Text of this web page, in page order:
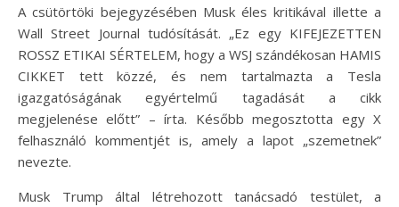
A csütörtöki bejegyzésében Musk éles kritikával illette a
Wall Street Journal tudósítását. „Ez egy KIFEJEZETTEN
ROSSZ ETIKAI SÉRTELEM, hogy a WSJ szándékosan HAMIS
CIKKET tett közzé, és nem tartalmazta a Tesla
igazgatóságának egyértelmű tagadását a cikk
megjelenése előtt” – írta. Később megosztotta egy X
felhasználó kommentjét is, amely a lapot „szemetnek”
nevezte.
Musk Trump által létrehozott tanácsadó testület, a